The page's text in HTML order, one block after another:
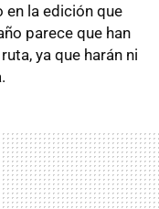
en la edición que
parece que han
ya que harán ni